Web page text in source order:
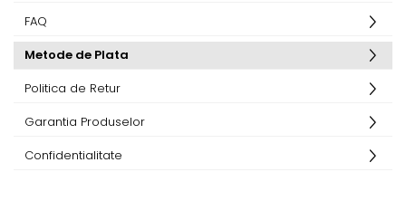
FAQ
Metode de Plata
Politica de Retur
Garantia Produselor
Confidentialitate